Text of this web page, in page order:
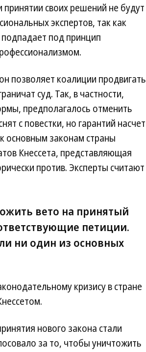
принятии своих решений не будут
экспертов, так как
под принцип
позволяет коалиции продвигать
суд. Так, в частности,
предполагалось отменить
с повестки, но гарантий насчет
основным законам страны
Кнессета, представляющая
против. Эксперты считают
вето на принятый
петиции.
ни один из основных
кризису в стране
нового закона стали
за то, чтобы уничтожить